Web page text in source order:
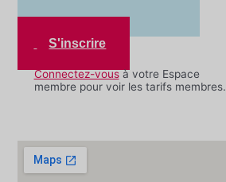
S'inscrire
Connectez-vousà votre Espace
membre pour voir les tarifs membres.